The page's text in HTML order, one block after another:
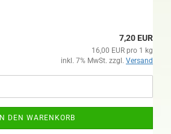
7,20 EUR
16,00 EUR pro 1 kg
inkl. 7% MwSt. zzgl. Versand
IN DEN WARENKORB